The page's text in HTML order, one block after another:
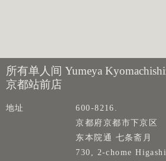
所有单人间 Yumeya
京都站前店
地址
600-8216.
京都府京都市下京区
东本院通 七条斋月
730, 2-chome